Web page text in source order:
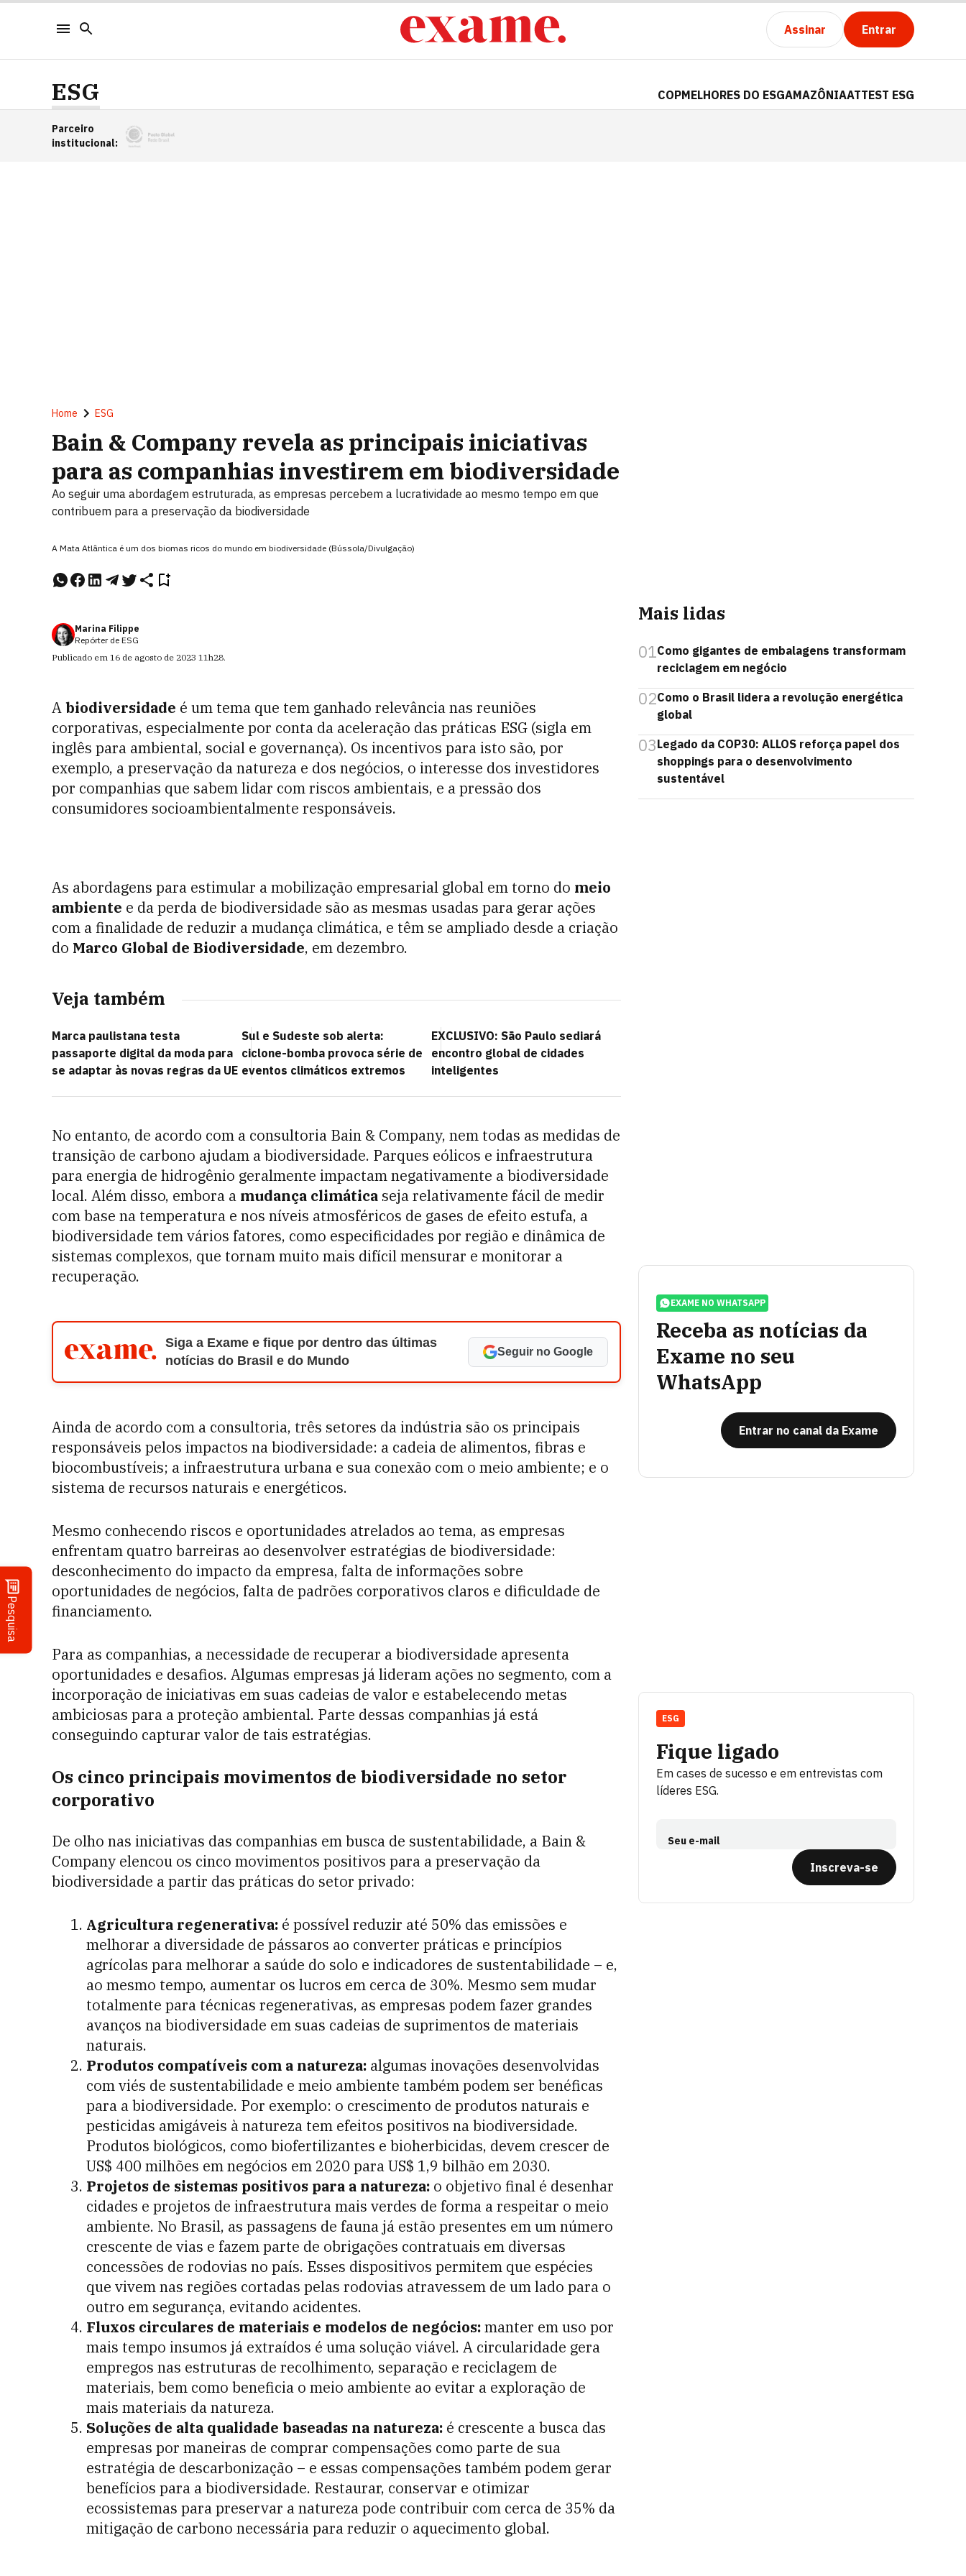
Assinar Entrar
Pesquisa
ESG COPMELHORES DO ESGAMAZÔNIAATTEST ESG
Parceiro
institucional:
Home ESG
Bain & Company revela as principais iniciativas
para as companhias investirem em biodiversidade
Ao seguir uma abordagem estruturada, as empresas percebem a lucratividade ao mesmo tempo em que
contribuem para a preservação da biodiversidade
A Mata Atlântica é um dos biomas ricos do mundo em biodiversidade (Bússola/Divulgação)
Marina Filippe
Repórter de ESG
Publicado em 16 de agosto de 2023 11h28.
Abiodiversidade é um tema que tem ganhado relevância nas reuniões
corporativas, especialmente por conta da aceleração das práticas ESG (sigla em
inglês para ambiental, social e governança). Os incentivos para isto são, por
exemplo, a preservação da natureza e dos negócios, o interesse dos investidores
por companhias que sabem lidar com riscos ambientais, e a pressão dos
consumidores socioambientalmente responsáveis.
As abordagens para estimular a mobilização empresarial global em torno do meio
ambiente e da perda de biodiversidade são as mesmas usadas para gerar ações
com a finalidade de reduzir a mudança climática, e têm se ampliado desde a criação
do Marco Global de Biodiversidade, em dezembro.
Veja também
Marca paulistana testa
passaporte digital da moda para
se adaptar às novas regras da UE
Sul e Sudeste sob alerta:
ciclone-bomba provoca série de
eventos climáticos extremos
EXCLUSIVO: São Paulo sediará
encontro global de cidades
inteligentes
No entanto, de acordo com a consultoria Bain & Company, nem todas as medidas de
transição de carbono ajudam a biodiversidade. Parques eólicos e infraestrutura
para energia de hidrogênio geralmente impactam negativamente a biodiversidade
local. Além disso, embora a mudança climática seja relativamente fácil de medir
com base na temperatura e nos níveis atmosféricos de gases de efeito estufa, a
biodiversidade tem vários fatores, como especificidades por região e dinâmica de
sistemas complexos, que tornam muito mais difícil mensurar e monitorar a
recuperação.
Siga a Exame e fique por dentro das últimas
notícias do Brasil e do Mundo
Seguir no Google
Ainda de acordo com a consultoria, três setores da indústria são os principais
responsáveis pelos impactos na biodiversidade: a cadeia de alimentos, fibras e
biocombustíveis; a infraestrutura urbana e sua conexão com o meio ambiente; e o
sistema de recursos naturais e energéticos.
Mesmo conhecendo riscos e oportunidades atrelados ao tema, as empresas
enfrentam quatro barreiras ao desenvolver estratégias de biodiversidade:
desconhecimento do impacto da empresa, falta de informações sobre
oportunidades de negócios, falta de padrões corporativos claros e dificuldade de
financiamento.
Para as companhias, a necessidade de recuperar a biodiversidade apresenta
oportunidades e desafios. Algumas empresas já lideram ações no segmento, com a
incorporação de iniciativas em suas cadeias de valor e estabelecendo metas
ambiciosas para a proteção ambiental. Parte dessas companhias já está
conseguindo capturar valor de tais estratégias.
Os cinco principais movimentos de biodiversidade no setor
corporativo
De olho nas iniciativas das companhias em busca de sustentabilidade, a Bain &
Company elencou os cinco movimentos positivos para a preservação da
biodiversidade a partir das práticas do setor privado:
Agricultura regenerativa: é possívelreduzir até 50% das emissões e
melhorar a diversidade de pássaros ao converter práticas e princípios
agrícolas para melhorar a saúde do solo e indicadores de sustentabilidade – e,
ao mesmo tempo, aumentar os lucros em cerca de 30%. Mesmo sem mudar
totalmente para técnicas regenerativas, as empresas podem fazer grandes
avanços na biodiversidade em suas cadeias de suprimentos de materiais
naturais.
Produtos compatíveis com a natureza: algumas inovações desenvolvidas
com viés de sustentabilidade e meio ambiente também podem ser benéficas
para a biodiversidade. Por exemplo: o crescimento de produtos naturais e
pesticidas amigáveis à natureza tem efeitos positivos na biodiversidade.
Produtos biológicos, como biofertilizantes e bioherbicidas, devem crescer de
US$ 400 milhões em negócios em 2020 para US$ 1,9 bilhão em 2030.
Projetos de sistemas positivos para a natureza: o objetivo final é desenhar
cidades e projetos de infraestrutura mais verdes de forma a respeitar o meio
ambiente. No Brasil, as passagens de fauna já estão presentes em um número
crescente de vias e fazem parte de obrigações contratuais em diversas
concessões de rodovias no país. Esses dispositivos permitem que espécies
que vivem nas regiões cortadas pelas rodovias atravessem de um lado para o
outro em segurança, evitando acidentes.
Fluxos circulares de materiais e modelos de negócios:manter em uso por
mais tempo insumos já extraídos é uma solução viável. A circularidade gera
empregos nas estruturas de recolhimento, separação e reciclagem de
materiais, bem como beneficia o meio ambiente ao evitar a exploração de
mais materiais da natureza.
Soluções de alta qualidade baseadas na natureza: é crescente a busca das
empresas por maneiras de comprar compensações como parte de sua
estratégia de descarbonização – e essas compensações também podem gerar
benefícios para a biodiversidade. Restaurar, conservar e otimizar
ecossistemas para preservar a natureza pode contribuir com cerca de 35% da
mitigação de carbono necessária para reduzir o aquecimento global.
Mais lidas
01Como gigantes de embalagens transformam
reciclagem em negócio
02Como o Brasil lidera a revolução energética
global
03Legado da COP30: ALLOS reforça papel dos
shoppings para o desenvolvimento
sustentável
EXAME NO WHATSAPP
Receba as notícias da
Exame no seu
WhatsApp
Entrar no canal da Exame
Fique ligado
Em cases de sucesso e em entrevistas com
líderes ESG.
Seu e-mail
Inscreva-se
ESG